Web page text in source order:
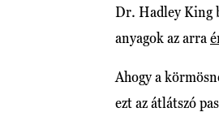
Dr. Hadley King
anyagok az arra
Ahogy a
ezt az átlátszó